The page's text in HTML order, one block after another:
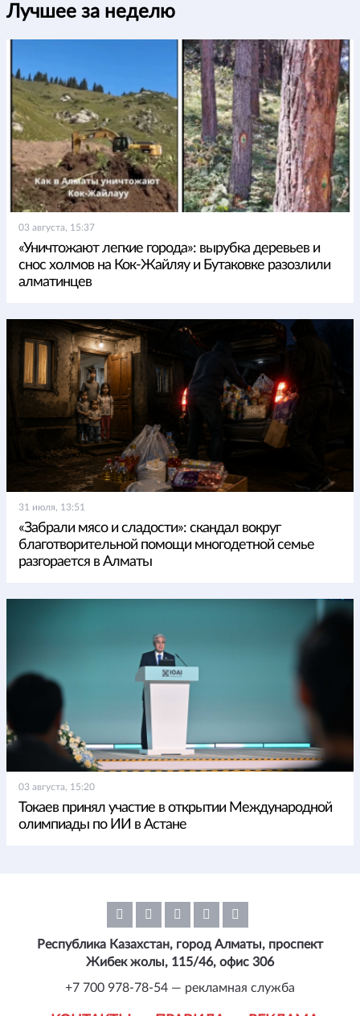
Лучшее за неделю
03 августа, 15:37
«Уничтожают легкие города»: вырубка деревьев и
снос холмов на Кок-Жайляу и Бутаковке разозлили
алматинцев
31 июля, 13:51
«Забрали мясо и сладости»: скандал вокруг
благотворительной помощи многодетной семье
разгорается в Алматы
03 августа, 15:20
Токаев принял участие в открытии Международной
олимпиады по ИИ в Астане
Республика Казахстан, город Алматы, проспект
Жибек жолы, 115/46, офис 306
+7 700 978-78-54 — рекламная служба